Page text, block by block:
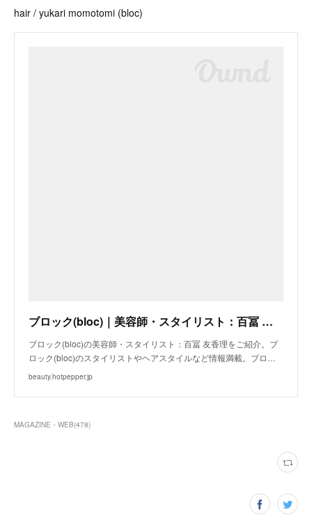
hair / yukari momotomi (bloc)
ブロック(bloc)｜美容師・スタイリスト：百冨 友香理｜ホットペッパービューティー
ブロック(bloc)の美容師・スタイリスト：百冨 友香理をご紹介。ブ
ロック(bloc)のスタイリストやヘアスタイルなど情報満載。ブロ…
beauty.hotpepper.jp
MAGAZINE・WEB(478)